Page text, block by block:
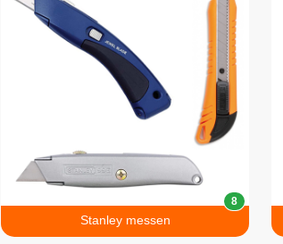
Stanley messen
8